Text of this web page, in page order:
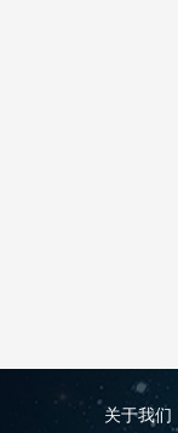
关于我们